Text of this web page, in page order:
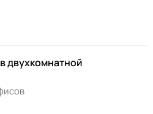
двухкомнатной